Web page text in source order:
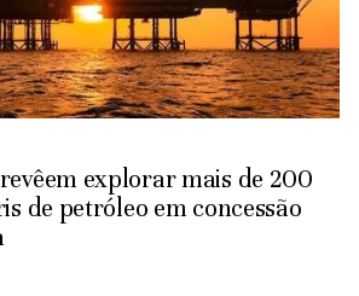
explorar mais de 200
de petróleo em concessão